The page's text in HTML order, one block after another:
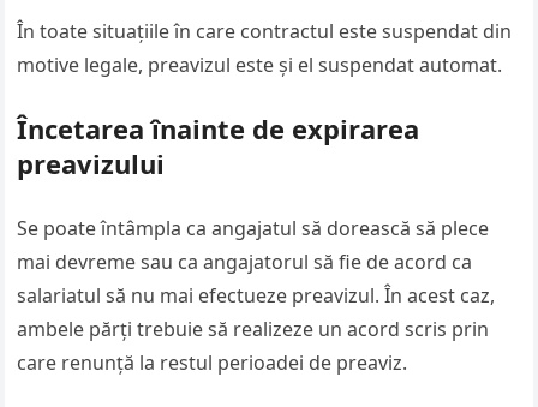
În toate situațiile în care contractul este suspendat din
motive legale, preavizul este și el suspendat automat.
Încetarea înainte de expirarea
preavizului
Se poate întâmpla ca angajatul să dorească să plece
mai devreme sau ca angajatorul să fie de acord ca
salariatul să nu mai efectueze preavizul. În acest caz,
ambele părți trebuie să realizeze un acord scris prin
care renunță la restul perioadei de preaviz.